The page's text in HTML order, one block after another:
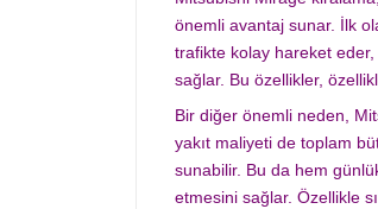
önemli avantaj sunar. İlk
trafikte kolay hareket
sağlar. Bu özellikler,
Bir diğer önemli neden,
yakıt maliyeti de toplam
sunabilir. Bu da hem
etmesini sağlar. Özellikle